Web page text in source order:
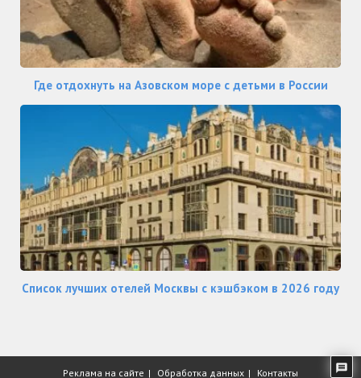
Где отдохнуть на Азовском море с детьми в России
Список лучших отелей Москвы с кэшбэком в 2026 году
Реклама на сайте Обработка данных Контакты